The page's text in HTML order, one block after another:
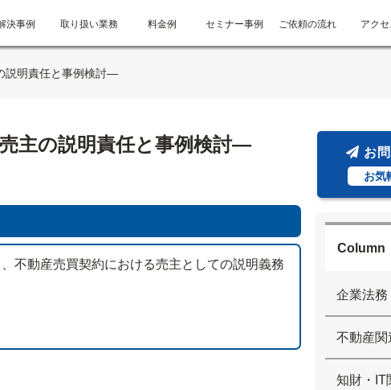
決事例 取り扱い業務 料金例 セミナー事例 ご依頼の流れ アクセ
説明責任と事例検討―
主の説明責任と事例検討―
不動産売買契約における売主としての説明義務
お
お気
Column
企業法務
不動産関
知財・IT